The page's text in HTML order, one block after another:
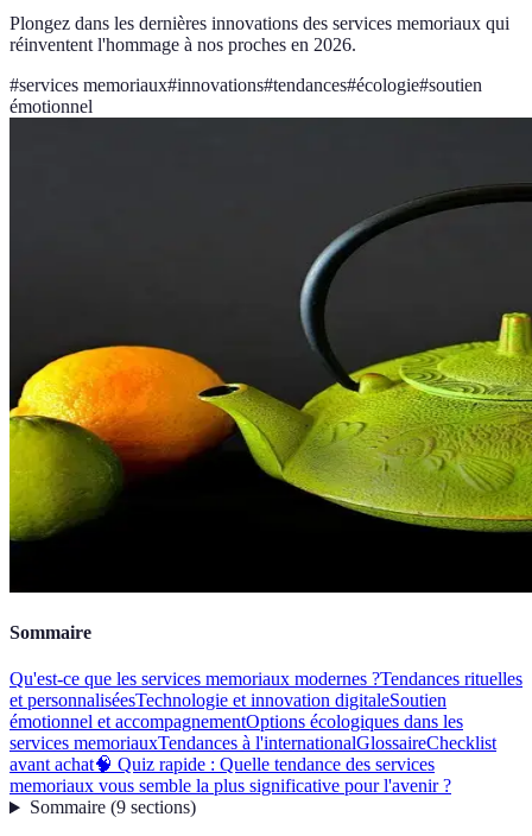
Plongez dans les dernières innovations des services memoriaux qui
réinventent l'hommage à nos proches en 2026.
#services memoriaux#innovations#tendances#écologie#soutien
émotionnel
Sommaire
Qu'est-ce que les services memoriaux modernes ?Tendances rituelles
et personnaliséesTechnologie et innovation digitaleSoutien
émotionnel et accompagnementOptions écologiques dans les
services memoriauxTendances à l'internationalGlossaireChecklist
avant achat🧠 Quiz rapide : Quelle tendance des services
memoriaux vous semble la plus significative pour l'avenir ?
Sommaire(9 sections)